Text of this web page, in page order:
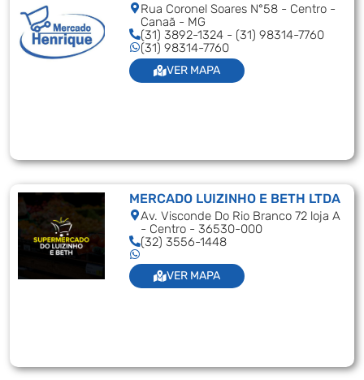
Rua Coronel Soares N°58 - Centro -
Canaã - MG
(31) 3892-1324 - (31) 98314-7760
(31) 98314-7760
VER MAPA
MERCADO LUIZINHO E BETH LTDA
Av. Visconde Do Rio Branco 72 loja A
- Centro - 36530-000
(32) 3556-1448
VER MAPA